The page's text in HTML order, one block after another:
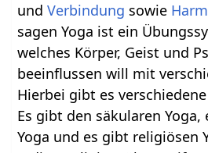
undVerbindung sowie
sagen Yoga ist ein
welches Körper, Geist und
beeinflussen will mit
Hierbei gibt es
Es gibt den säkularen
Yoga und es gibt religiösen